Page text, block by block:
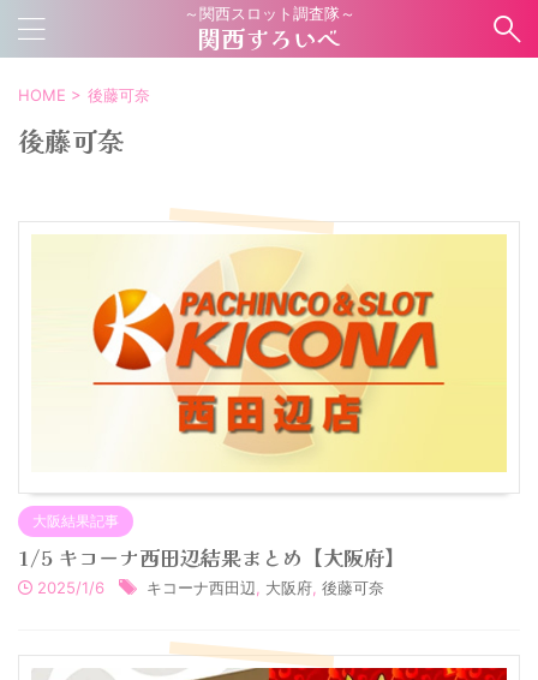
～関西スロット調査隊～
関西すろいべ
HOME > 後藤可奈
後藤可奈
大阪結果記事
1/5 キコーナ西田辺結果まとめ【大阪府】
2025/1/6 キコーナ西田辺 大阪府 後藤可奈